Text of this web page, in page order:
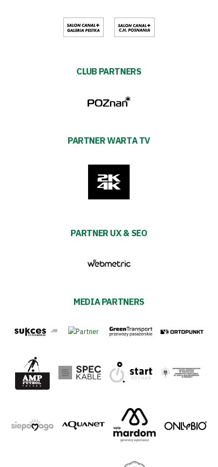
CLUB PARTNERS
PARTNER WARTA TV
PARTNER UX & SEO
MEDIA PARTNERS